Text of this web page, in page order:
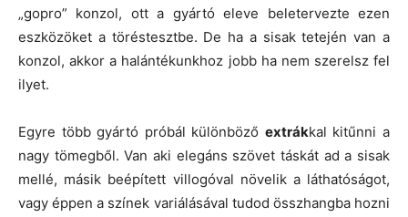
„gopro” konzol, ott a gyártó eleve beletervezte ezen
eszközöket a töréstesztbe. De ha a sisak tetején van a
konzol, akkor a halántékunkhoz jobb ha nem szerelsz fel
ilyet.
Egyre több gyártó próbál különböző extrákkal kitűnni a
nagy tömegből. Van aki elegáns szövet táskát ad a sisak
mellé, másik beépített villogóval növelik a láthatóságot,
vagy éppen a színek variálásával tudod összhangba hozni